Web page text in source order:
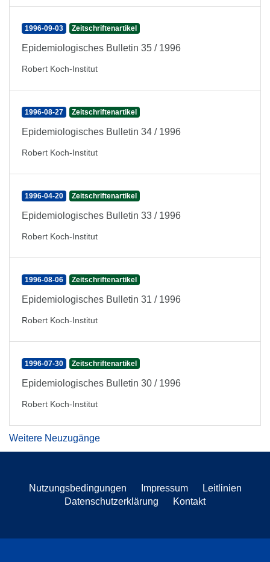
1996-09-03 Zeitschriftenartikel
Epidemiologisches Bulletin 35 / 1996
Robert Koch-Institut
1996-08-27 Zeitschriftenartikel
Epidemiologisches Bulletin 34 / 1996
Robert Koch-Institut
1996-04-20 Zeitschriftenartikel
Epidemiologisches Bulletin 33 / 1996
Robert Koch-Institut
1996-08-06 Zeitschriftenartikel
Epidemiologisches Bulletin 31 / 1996
Robert Koch-Institut
1996-07-30 Zeitschriftenartikel
Epidemiologisches Bulletin 30 / 1996
Robert Koch-Institut
Weitere Neuzugänge
Nutzungsbedingungen Impressum
Leitlinien
Datenschutzerklärung
Kontakt